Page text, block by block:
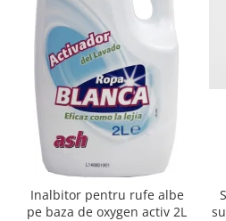
Miros
Doze odorizante spray SPRING AIR
Dispensere pentru doze
odorizante spray SPRING AIR
Odorizanti ambientali si tesaturi
SPRING AIR
Saculeti parfumati si pliculete
antimolii
Uleiuri esentiale aromaterapie si
Inalbitor pentru rufe albe
pe baza de oxygen activ 2L